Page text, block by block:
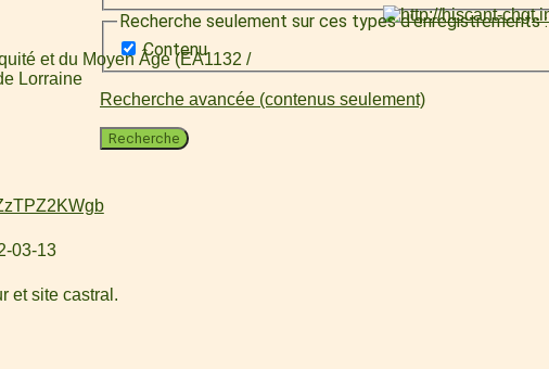
Recherche seulement sur ces types d'enregistrements :
Contenu
Recherche avancée (contenus seulement)
Recherche
et du Moyen Âge (EA1132 /
Lorraine
03-13
et site castral.